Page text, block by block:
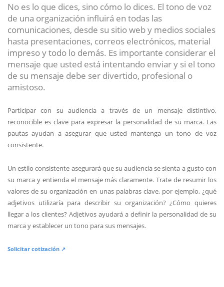
No es lo que dices, sino cómo lo dices. El tono de voz
de una organización influirá en todas las
comunicaciones, desde su sitio web y medios sociales
hasta presentaciones, correos electrónicos, material
impreso y todo lo demás. Es importante considerar el
mensaje que usted está intentando enviar y si el tono
de su mensaje debe ser divertido, profesional o
amistoso.
Participar con su audiencia a través de un mensaje distintivo,
reconocible es clave para expresar la personalidad de su marca. Las
pautas ayudan a asegurar que usted mantenga un tono de voz
consistente.
Un estilo consistente asegurará que su audiencia se sienta a gusto con
su marca y entienda el mensaje más claramente. Trate de resumir los
valores de su organización en unas palabras clave, por ejemplo, ¿qué
adjetivos utilizaría para describir su organización? ¿Cómo quieres
llegar a los clientes? Adjetivos ayudará a definir la personalidad de su
marca y establecer un tono para sus mensajes.
Solicitar cotización ↗